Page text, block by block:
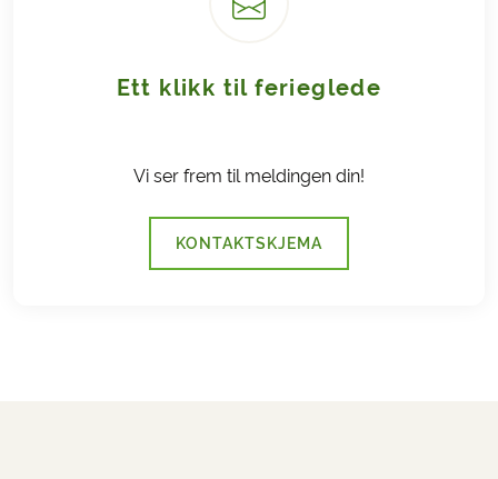
Ett klikk til ferieglede
Vi ser frem til meldingen din!
KONTAKTSKJEMA